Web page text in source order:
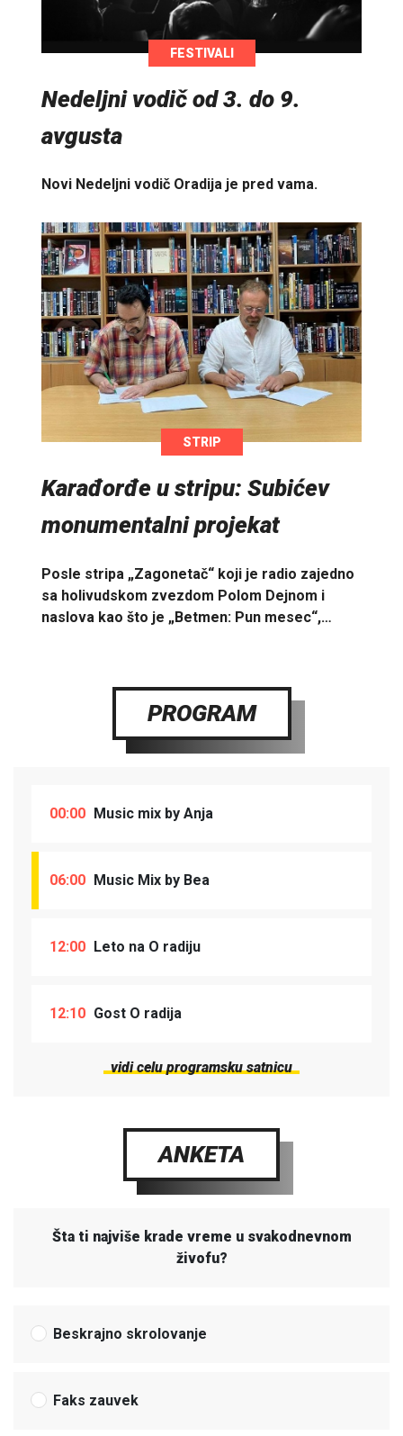
FESTIVALI
Nedeljni vodič od 3. do 9.
avgusta
Novi Nedeljni vodič Oradija je pred vama.
STRIP
Karađorđe u stripu: Subićev
monumentalni projekat
Posle stripa „Zagonetač“ koji je radio zajedno
sa holivudskom zvezdom Polom Dejnom i
naslova kao što je „Betmen: Pun mesec“,…
PROGRAM
00:00 Music mix by Anja
06:00 Music Mix by Bea
12:00 Leto na O radiju
12:10 Gost O radija
vidi celu programsku satnicu
ANKETA
Šta ti najviše krade vreme u svakodnevnom
živofu?
Beskrajno skrolovanje
Faks zauvek